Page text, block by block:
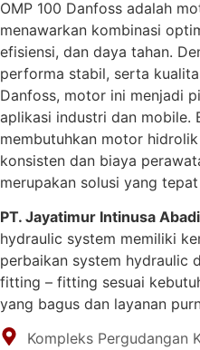
OMP 100 Danfoss adalah
menawarkan kombinasi
efisiensi, dan daya tahan.
performa stabil, serta
Danfoss, motor ini menjadi
aplikasi industri dan mobile.
membutuhkan motor
konsisten dan biaya
merupakan solusi yang
PT. Jayatimur Intinusa Abadi
hydraulic system memiliki
perbaikan system hydraulic
fitting – fitting sesuai
yang bagus dan layanan
Kompleks Pergudangan